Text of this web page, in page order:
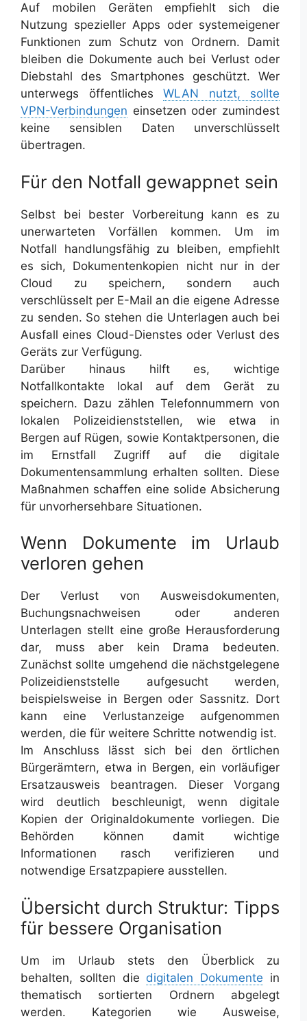
Auf mobilen Geräten empfiehlt sich die
Nutzung spezieller Apps oder systemeigener
Funktionen zum Schutz von Ordnern. Damit
bleiben die Dokumente auch bei Verlust oder
Diebstahl des Smartphones geschützt. Wer
unterwegs öffentliches WLAN nutzt, sollte
VPN-Verbindungen einsetzen oder zumindest
keine sensiblen Daten unverschlüsselt
übertragen.
Für den Notfall gewappnet sein
Selbst bei bester Vorbereitung kann es zu
unerwarteten Vorfällen kommen. Um im
Notfall handlungsfähig zu bleiben, empfiehlt
es sich, Dokumentenkopien nicht nur in der
Cloud zu speichern, sondern auch
verschlüsselt per E-Mail an die eigene Adresse
zu senden. So stehen die Unterlagen auch bei
Ausfall eines Cloud-Dienstes oder Verlust des
Geräts zur Verfügung.
Darüber hinaus hilft es, wichtige
Notfallkontakte lokal auf dem Gerät zu
speichern. Dazu zählen Telefonnummern von
lokalen Polizeidienststellen, wie etwa in
Bergen auf Rügen, sowie Kontaktpersonen, die
im Ernstfall Zugriff auf die digitale
Dokumentensammlung erhalten sollten. Diese
Maßnahmen schaffen eine solide Absicherung
für unvorhersehbare Situationen.
Wenn Dokumente im Urlaub
verloren gehen
Der Verlust von Ausweisdokumenten,
Buchungsnachweisen oder anderen
Unterlagen stellt eine große Herausforderung
dar, muss aber kein Drama bedeuten.
Zunächst sollte umgehend die nächstgelegene
Polizeidienststelle aufgesucht werden,
beispielsweise in Bergen oder Sassnitz. Dort
kann eine Verlustanzeige aufgenommen
werden, die für weitere Schritte notwendig ist.
Im Anschluss lässt sich bei den örtlichen
Bürgerämtern, etwa in Bergen, ein vorläufiger
Ersatzausweis beantragen. Dieser Vorgang
wird deutlich beschleunigt, wenn digitale
Kopien der Originaldokumente vorliegen. Die
Behörden können damit wichtige
Informationen rasch verifizieren und
notwendige Ersatzpapiere ausstellen.
Übersicht durch Struktur: Tipps
für bessere Organisation
Um im Urlaub stets den Überblick zu
behalten, sollten die digitalen Dokumente in
thematisch sortierten Ordnern abgelegt
werden. Kategorien wie Ausweise,